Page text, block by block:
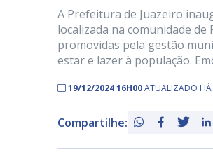
A Prefeitura de Juazeiro
localizada na comunidade
promovidas pela gestão
estar e lazer à população.
19/12/2024 16H00ATUALIZADO HÁ
Compartilhe: